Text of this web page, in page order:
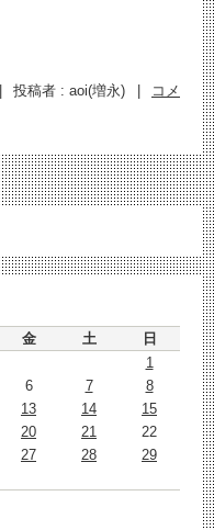
投稿者 : aoi(増永)
コメ
金 土
日
1
6 7
8
13 14
15
20 21
22
27 28
29